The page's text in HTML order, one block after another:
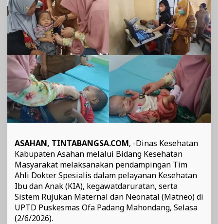
ASAHAN, TINTABANGSA.COM, -Dinas Kesehatan
Kabupaten Asahan melalui Bidang Kesehatan
Masyarakat melaksanakan pendampingan Tim
Ahli Dokter Spesialis dalam pelayanan Kesehatan
Ibu dan Anak (KIA), kegawatdaruratan, serta
Sistem Rujukan Maternal dan Neonatal (Matneo) di
UPTD Puskesmas Ofa Padang Mahondang, Selasa
(2/6/2026).